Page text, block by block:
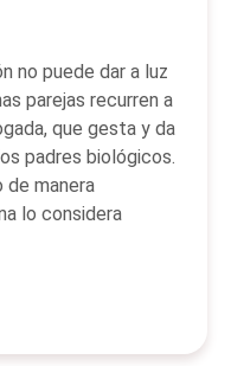
no puede dar a luz
parejas recurren a
que gesta y da
padres biológicos.
manera
lo considera